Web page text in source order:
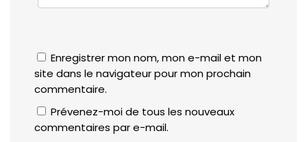
Enregistrer mon nom, mon e-mail et mon
site dans le navigateur pour mon prochain
commentaire.
Prévenez-moi de tous les nouveaux
commentaires par e-mail.